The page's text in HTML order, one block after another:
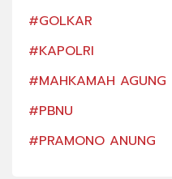
#GOLKAR
#KAPOLRI
#MAHKAMAH AGUNG
#PBNU
#PRAMONO ANUNG